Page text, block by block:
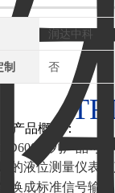
润达中科
制 否
l 产品概述：
系列产品可
的液位测量仪表
换成标准信号输